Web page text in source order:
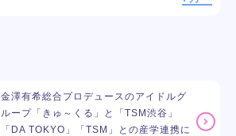
金澤有希総合プロデュースのアイドルグ
ループ「きゅ～くる」と「TSM渋谷」
「DA TOKYO」「TSM」との産学連携に